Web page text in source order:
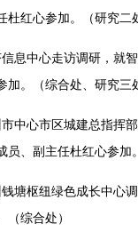
红心参加。（研究二
息中心走访调研，就
。（综合处、研究三
中心市区城建总指挥
、副主任杜红心参加
塘枢纽绿色成长中心
综合处）